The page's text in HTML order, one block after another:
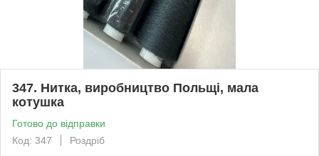
347. Нитка, виробництво Польщі, мала
котушка
Готово до відправки
Код: 347
Роздріб